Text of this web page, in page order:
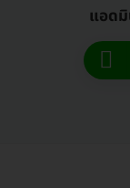
แอด